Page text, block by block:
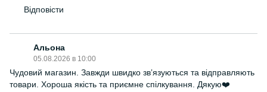
Відповісти
Альона
05.08.2026 в 10:00
Чудовий магазин. Завжди швидко звʼязуються та відправляють
товари. Хороша якість та приємне спілкування. Дякую❤️